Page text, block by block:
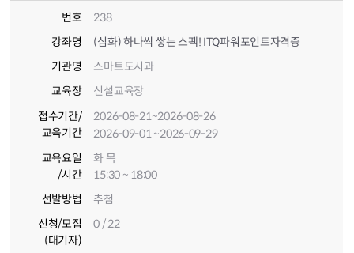
번호
238
강좌명
(심화) 하나씩 쌓는 스펙! ITQ파워포인트자격증
기관명
스마트도시과
교육장
신설교육장
접수기간/
교육기간
2026-08-21~2026-08-26
2026-09-01~2026-09-29
교육요일
/시간
화 목
15:30 ~ 18:00
선발방법
추첨
신청/모집
(대기자)
0 / 22